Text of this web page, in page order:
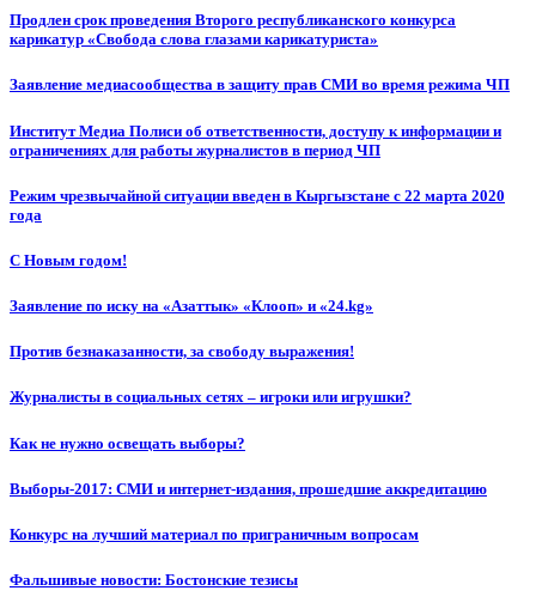
Продлен срок проведения Второго республиканского конкурса
карикатур «Свобода слова глазами карикатуриста»
Заявление медиасообщества в защиту прав СМИ во время режима ЧП
Институт Медиа Полиси об ответственности, доступу к информации и
ограничениях для работы журналистов в период ЧП
Режим чрезвычайной ситуации введен в Кыргызстане с 22 марта 2020
года
С Новым годом!
Заявление по иску на «Азаттык» «Клооп» и «24.kg»
Против безнаказанности, за свободу выражения!
Журналисты в социальных сетях – игроки или игрушки?
Как не нужно освещать выборы?
Выборы-2017: СМИ и интернет-издания, прошедшие аккредитацию
Конкурс на лучший материал по приграничным вопросам
Фальшивые новости: Бостонские тезисы